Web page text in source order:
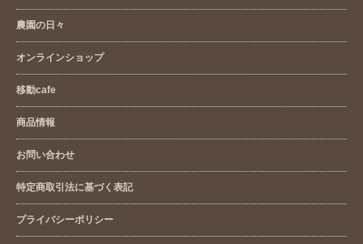
農園の日々
オンラインショップ
移動cafe
商品情報
お問い合わせ
特定商取引法に基づく表記
プライバシーポリシー